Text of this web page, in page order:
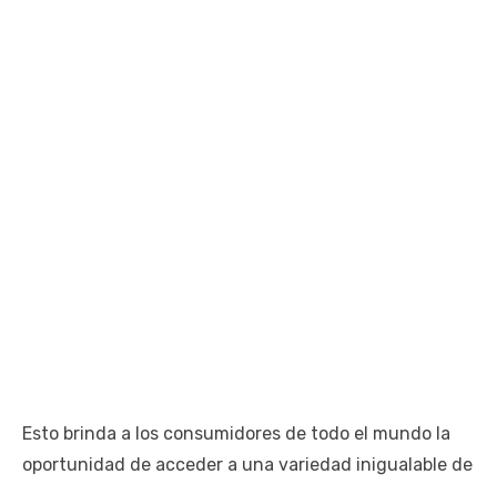
Esto brinda a los consumidores de todo el mundo la
oportunidad de acceder a una variedad inigualable de